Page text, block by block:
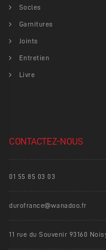
Socles
Garnitures
Joints
Entretien
Livre
CONTACTEZ-NOUS
01 55 85 03 03
durofrance@wanadoo.fr
11 rue du Souvenir 93160